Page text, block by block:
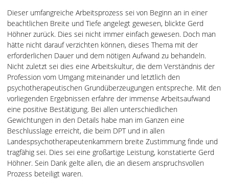
Dieser umfangreiche Arbeitsprozess sei von Beginn an in einer
beachtlichen Breite und Tiefe angelegt gewesen, blickte Gerd
Höhner zurück. Dies sei nicht immer einfach gewesen. Doch man
hätte nicht darauf verzichten können, dieses Thema mit der
erforderlichen Dauer und dem nötigen Aufwand zu behandeln.
Nicht zuletzt sei dies eine Arbeitskultur, die dem Verständnis der
Profession vom Umgang miteinander und letztlich den
psychotherapeutischen Grundüberzeugungen entspreche. Mit den
vorliegenden Ergebnissen erfahre der immense Arbeitsaufwand
eine positive Bestätigung. Bei allen unterschiedlichen
Gewichtungen in den Details habe man im Ganzen eine
Beschlusslage erreicht, die beim DPT und in allen
Landespsychotherapeutenkammern breite Zustimmung finde und
tragfähig sei. Dies sei eine großartige Leistung, konstatierte Gerd
Höhner. Sein Dank gelte allen, die an diesem anspruchsvollen
Prozess beteiligt waren.